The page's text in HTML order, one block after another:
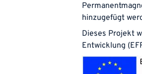
hinzugefügt
Dieses Projekt
Entwicklung